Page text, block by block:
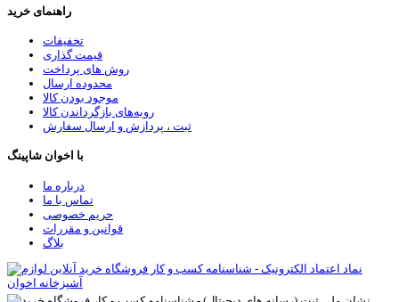
راهنمای خرید
تخفیفات
قیمت گذاری
روش های پرداخت
محدوده ارسال
موجود بودن کالا
رویه‌های بازگرداندن کالا
ثبت ، پردازش و ارسال سفارش
با اخوان شاپینگ
درباره ما
تماس با ما
حریم خصوصی
قوانین و مقررات
بلاگ